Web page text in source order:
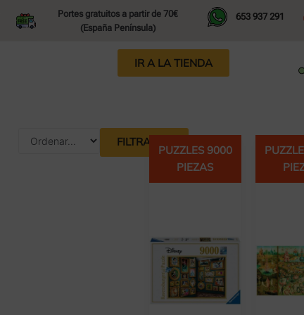
Portes gratuitos a partir de 70€
(España Península)
653 937 291
IR A LA TIENDA
FILTRAR
PUZZLES 9000
PIEZAS